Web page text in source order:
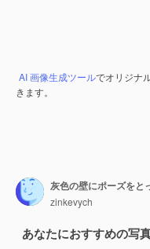
AI 画像生成ツールでオリジナ
きます。
灰色の壁にポーズをと
zinkevych
あなたにおすすめの写